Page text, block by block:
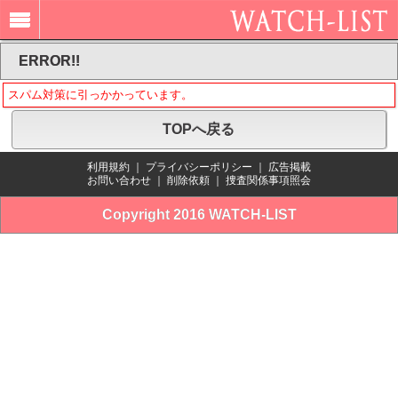
ERROR!!
スパム対策に引っかかっています。
TOPへ戻る
利用規約 プライバシーポリシー
広告掲載
お問い合わせ
削除依頼 捜査関係事項照会
Copyright 2016 WATCH-LIST